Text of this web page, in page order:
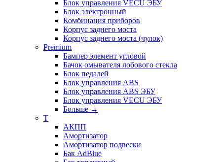
Блок управления VECU ЭБУ
Блок электронный
Комбинация приборов
Корпус заднего моста
Корпус заднего моста (чулок)
Premium
Бампер элемент угловой
Бачок омывателя лобового стекла
Блок педалей
Блок управления ABS
Блок управления ABS ЭБУ
Блок управления VECU ЭБУ
Больше →
T
АКПП
Амортизатор
Амортизатор подвески
Бак AdBlue